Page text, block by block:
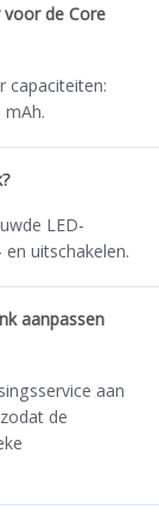
voor de Core
capaciteiten:
LED-
uitschakelen.
aanpassen
aan
de